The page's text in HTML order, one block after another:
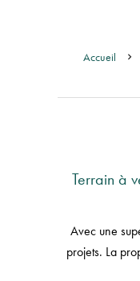
Accueil
Terrain à
Avec une
projets. La